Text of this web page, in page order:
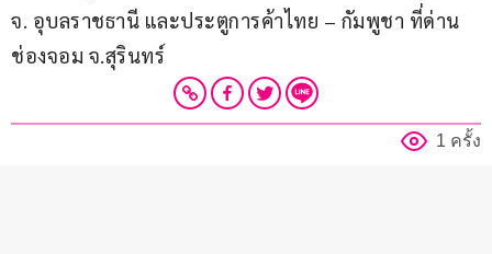
จ. อุบลราชธานี และประตูการค้าไทย – กัมพูชา ที่ด่าน
ช่องจอม จ.สุรินทร์
1 ครั้ง